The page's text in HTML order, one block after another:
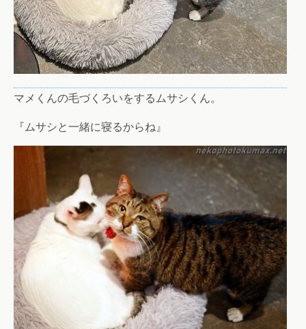
マメくんの毛づくろいをするムサシくん。
『ムサシと一緒に寝るからね』